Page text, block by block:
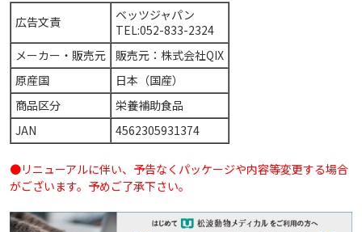
広告文責
ベッツジャパン
TEL:052-833-2324
メーカー・販売元
販売元：株式会社QIX
原産国
日本（国産）
商品区分
栄養補助食品
JAN
4562305931374
●リニューアルに伴い、予告なくパッケージや内容等変更する場合
がございます。予めご了承下さい。